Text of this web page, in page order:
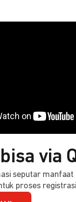
via
seputar manfaat
proses